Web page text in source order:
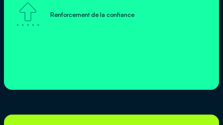
 Renforcement de la confiance